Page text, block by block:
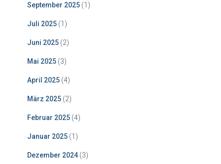
September 2025 (1)
Juli 2025 (1)
Juni 2025 (2)
Mai 2025 (3)
April 2025 (4)
März 2025 (2)
Februar 2025 (4)
Januar 2025 (1)
Dezember 2024 (3)